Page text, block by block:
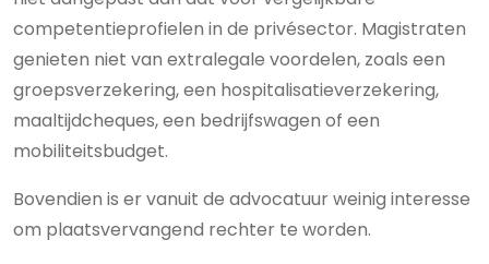
competentieprofielen in de privésector. Magistraten
genieten niet van extralegale voordelen, zoals een
groepsverzekering, een hospitalisatieverzekering,
maaltijdcheques, een bedrijfswagen of een
mobiliteitsbudget.
Bovendien is er vanuit de advocatuur weinig interesse
om plaatsvervangend rechter te worden.